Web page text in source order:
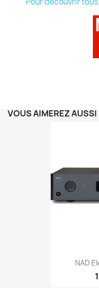
VOUS AIMEREZ AUSSI
NAD